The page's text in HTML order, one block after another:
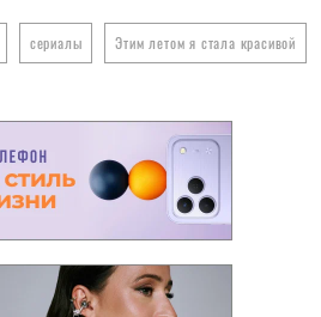
сериалы Этим летом я стала красивой